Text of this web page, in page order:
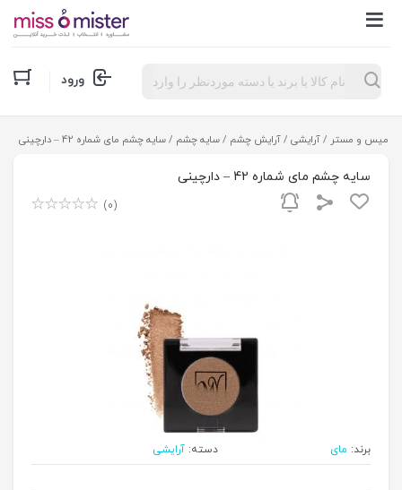
Products
search ورود
میس و مستر /آرایشی /آرایش چشم /سایه چشم / سایه چشم مای شماره 42 – دارچینی
سایه چشم مای شماره 42 – دارچینی
(0)
برند: مای دسته: آرایشی